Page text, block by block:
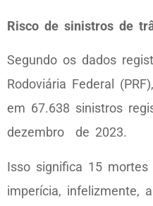
Risco de sinistros de
Segundo os dados
Rodoviária Federal
em 67.638 sinistros
dezembro de 2023.
Isso significa 15
imperícia, infelizmente,